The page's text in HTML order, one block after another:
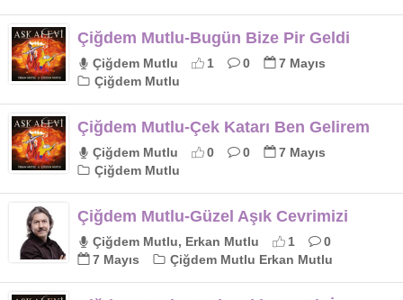
Çiğdem Mutlu-Bugün Bize Pir Geldi
Çiğdem Mutlu 1 0
7 Mayıs
Çiğdem Mutlu
Çiğdem Mutlu-Çek Katarı Ben Gelirem
Çiğdem Mutlu 0 0
7 Mayıs
Çiğdem Mutlu
Çiğdem Mutlu-Güzel Aşık Cevrimizi
Çiğdem Mutlu, Erkan Mutlu 1
0
7 Mayıs
Çiğdem Mutlu Erkan Mutlu